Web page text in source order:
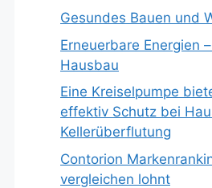
Gesundes Bauen und
Erneuerbare Energien
Hausbau
Eine Kreiselpumpe
effektiv Schutz bei
Kellerüberflutung
Contorion
vergleichen lohnt